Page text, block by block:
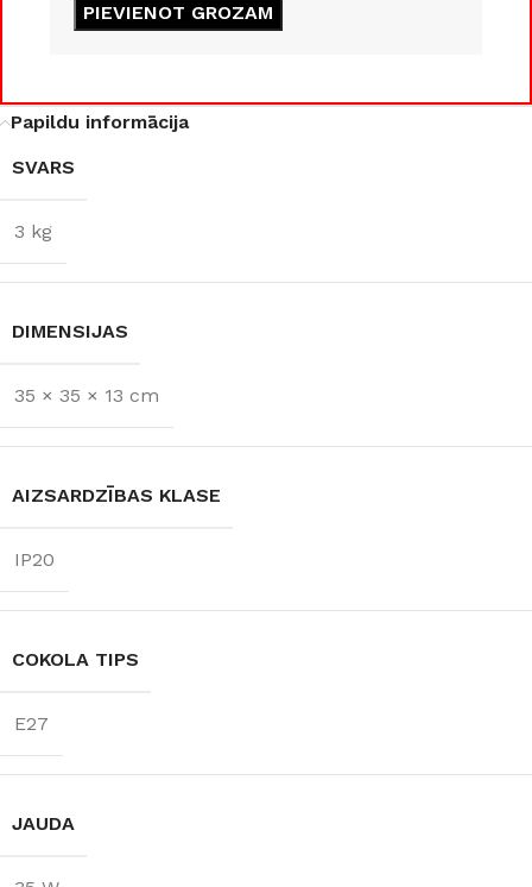
E27
JAUDA 35 W
KOLEKCIJA
JAUDA 8 W
PIEVIENOT GROZAM
Papildu informācija
SVARS
3 kg
DIMENSIJAS
35 × 35 × 13 cm
AIZSARDZĪBAS KLASE
IP20
COKOLA TIPS
E27
JAUDA